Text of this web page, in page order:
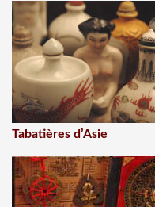
Tabatières d’Asie